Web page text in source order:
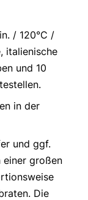
/ 120°C /
italienische
und 10
in der
und ggf.
einer großen
Die